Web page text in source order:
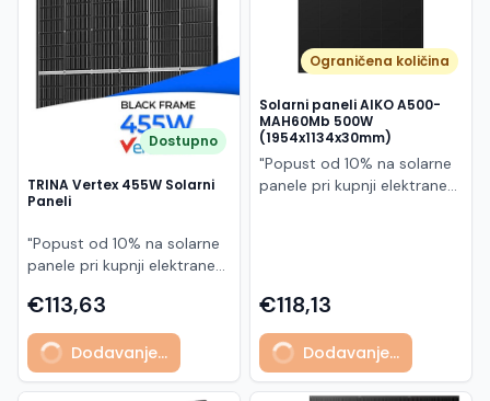
Dostupno
TRINA Vertex 455W Solarni
Paneli
"Popust od 10% na solarne
panele pri kupnji elektrane
Model TSM-455NEG9R.28
predstavlja napredni
glass/glass N-type solarni
modul s visokom
učinkovitošću, dugim
€113,63
Dodavanje...
Ograničena količina
Solarni paneli AIKO A500-
MAH60Mb 500W
(1954x1134x30mm)
"Popust od 10% na solarne
panele pri kupnji elektrane
500 W iz Neostar 2S serije,
baziran na naprednoj N-
type ABC (All Back Contact)
tehnologiji. Ovaj panel je
namijenjen za moderne
€118,13
Dodavanje...